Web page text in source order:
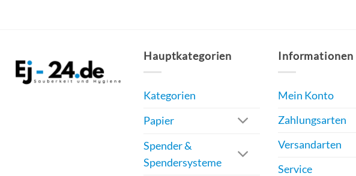
Hauptkategorien
Kategorien
Papier
Spender &
Spendersysteme
Informationen
Mein Konto
Zahlungsarten
Versandarten
Service